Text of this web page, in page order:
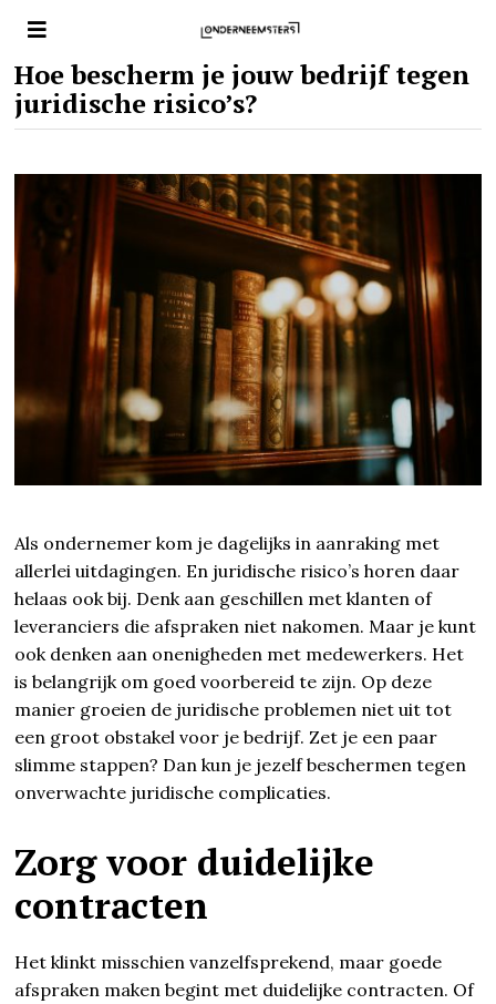
Hoe bescherm je jouw bedrijf tegen
juridische risico’s?
Als ondernemer kom je dagelijks in aanraking met
allerlei uitdagingen. En juridische risico’s horen daar
helaas ook bij. Denk aan geschillen met klanten of
leveranciers die afspraken niet nakomen. Maar je kunt
ook denken aan onenigheden met medewerkers. Het
is belangrijk om goed voorbereid te zijn. Op deze
manier groeien de juridische problemen niet uit tot
een groot obstakel voor je bedrijf. Zet je een paar
slimme stappen? Dan kun je jezelf beschermen tegen
onverwachte juridische complicaties.
Zorg voor duidelijke
contracten
Het klinkt misschien vanzelfsprekend, maar goede
afspraken maken begint met duidelijke contracten. Of